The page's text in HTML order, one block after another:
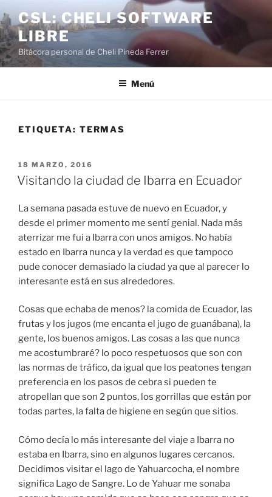
al
contenido
CSL: CHELI SOFTWARE
LIBRE
Bitácora personal de Cheli Pineda Ferrer
Menú
ETIQUETA: TERMAS
PUBLICADO
EL
18 MARZO, 2016
Visitando la ciudad de Ibarra en Ecuador
La semana pasada estuve de nuevo en Ecuador, y
desde el primer momento me sentí genial. Nada más
aterrizar me fui a Ibarra con unos amigos. No había
estado en Ibarra nunca y la verdad es que tampoco
pude conocer demasiado la ciudad ya que al parecer lo
interesante está en sus alrededores.
Cosas que echaba de menos? la comida de Ecuador, las
frutas y los jugos (me encanta el jugo de guanábana), la
gente, los buenos amigos. Las cosas a las que nunca
me acostumbraré? lo poco respetuosos que son con
las normas de tráfico, da igual que los peatones tengan
preferencia en los pasos de cebra si pueden te
atropellan que son 2 puntos, los gorrillas que están por
todas partes, la falta de higiene en según que sitios.
Cómo decía lo más interesante del viaje a Ibarra no
estaba en Ibarra, sino en algunos lugares cercanos.
Decidimos visitar el lago de Yahuarcocha, el nombre
significa Lago de Sangre. Lo de Yahuar me sonaba